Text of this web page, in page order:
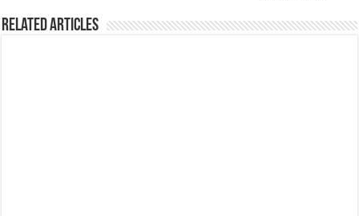
Related Articles